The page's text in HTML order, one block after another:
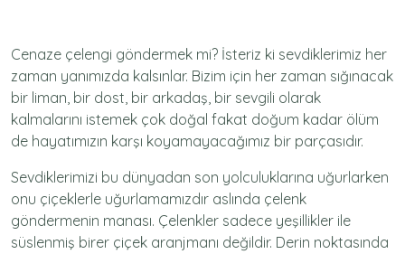
Cenaze çelengi göndermek mi? İsteriz ki sevdiklerimiz her
zaman yanımızda kalsınlar. Bizim için her zaman sığınacak
bir liman, bir dost, bir arkadaş, bir sevgili olarak
kalmalarını istemek çok doğal fakat doğum kadar ölüm
de hayatımızın karşı koyamayacağımız bir parçasıdır.
Sevdiklerimizi bu dünyadan son yolculuklarına uğurlarken
onu çiçeklerle uğurlamamızdır aslında çelenk
göndermenin manası. Çelenkler sadece yeşillikler ile
süslenmiş birer çiçek aranjmanı değildir. Derin noktasında